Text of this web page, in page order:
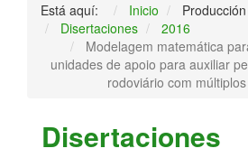
Está aquí: Inicio
Disertaciones
2016
Modelagem matemática
unidades de apoio para auxiliar
rodoviário com
Disertaciones